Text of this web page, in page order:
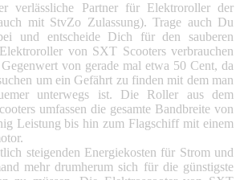
verlässliche Partner für Elektroroller der
mit StvZo Zulassung). Trage auch Du
und entscheide Dich für den sauberen
von SXT Scooters verbrauchen
von gerade mal etwa 50 Cent, da
um ein Gefährt zu finden mit dem man
unterwegs ist. Die Roller aus dem
umfassen die gesamte Bandbreite von
Leistung bis hin zum Flagschiff mit einem
steigenden Energiekosten für Strom und
mehr drumherum sich für die günstigste